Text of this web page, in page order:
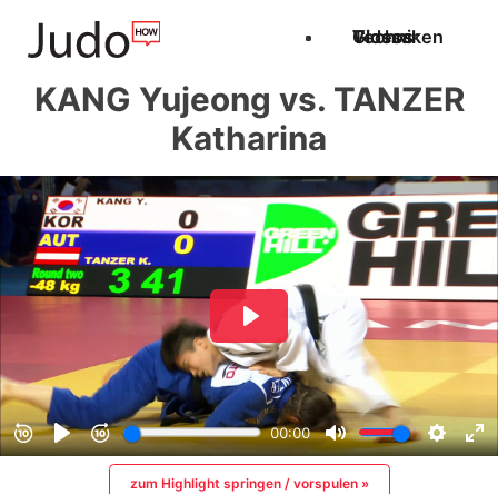
Techniken
Videos
Glossar
KANG Yujeong vs. TANZER
Katharina
zum Highlight springen / vorspulen »